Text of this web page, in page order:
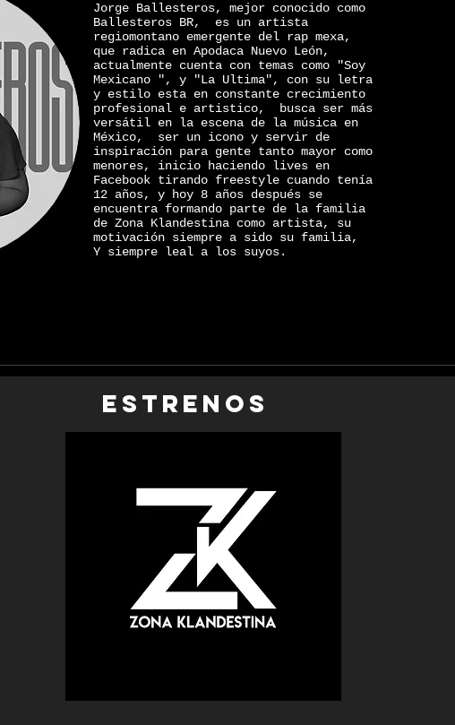
Jorge Ballesteros, mejor conocido como
Ballesteros BR, es un artista
regiomontano emergente del rap mexa,
que radica en Apodaca Nuevo León,
actualmente cuenta con temas como "Soy
Mexicano ", y "La Ultima", con su letra
y estilo esta en constante crecimiento
profesional e artistico, busca ser más
versátil en la escena de la música en
México, ser un icono y servir de
inspiración para gente tanto mayor como
menores, inicio haciendo lives en
Facebook tirando freestyle cuando tenía
12 años, y hoy 8 años después se
encuentra formando parte de la familia
de Zona Klandestina como artista, su
motivación siempre a sido su familia,
Y siempre leal a los suyos.
EStrenos